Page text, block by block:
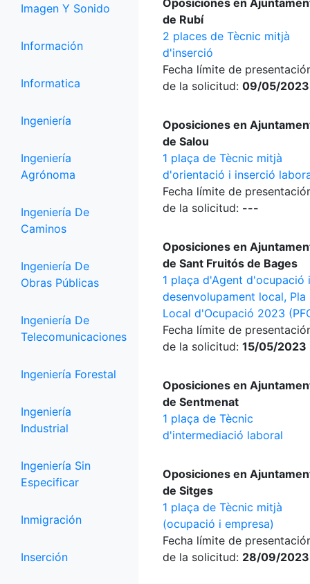
Imagen Y Sonido
Información
Informatica
Ingeniería
Ingeniería
Agrónoma
Ingeniería De
Caminos
Ingeniería De
Obras Públicas
Ingeniería De
Telecomunicaciones
Ingeniería Forestal
Ingeniería
Industrial
Ingeniería Sin
Especificar
Inmigración
Inserción
Oposiciones en
de Rubí
2 places de Tècnic mitjà
d'inserció
Fecha límite de
de la solicitud: 09/05/2023
Oposiciones en
de Salou
1 plaça de Tècnic mitjà
d'orientació i inserció
Fecha límite de
de la solicitud: ---
Oposiciones en
de Sant Fruitós de Bages
1 plaça d'Agent d'ocupació i
desenvolupament local, Pla
Local d'Ocupació 2023
Fecha límite de
de la solicitud: 15/05/2023
Oposiciones en
de Sentmenat
1 plaça de Tècnic
d'intermediació laboral
Oposiciones en
de Sitges
1 plaça de Tècnic mitjà
(ocupació i empresa)
Fecha límite de
de la solicitud: 28/09/2023